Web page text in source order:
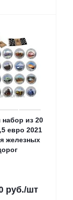
набор из 20
евро 2021
железных
руб./шт